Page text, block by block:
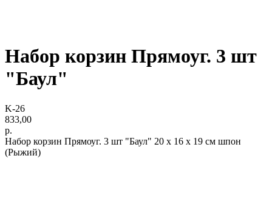
Набор корзин Прямоуг. 3 шт
"Баул"
K-26
833,00
р.
Набор корзин Прямоуг. 3 шт "Баул" 20 х 16 х 19 см шпон
(Рыжий)